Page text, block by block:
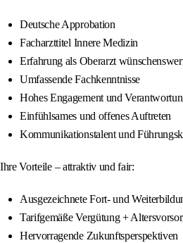
Deutsche Approbation
Facharzttitel Innere Medizin
Erfahrung als Oberarzt
Umfassende Fachkenntnisse
Hohes Engagement und
Einfühlsames und offenes Auftreten
Kommunikationstalent und
Ihre Vorteile – attraktiv und fair:
Ausgezeichnete Fort- und
Tarifgemäße Vergütung +
Hervorragende Zukunftsperspektiven